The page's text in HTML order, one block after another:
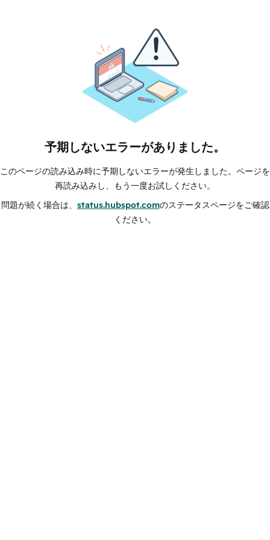
予期しないエラーがありました。
このページの読み込み時に予期しないエラーが発生しました。ページを
再読み込みし、もう一度お試しください。
問題が続く場合は、 status.hubspot.comのステータスページをご確認
ください。